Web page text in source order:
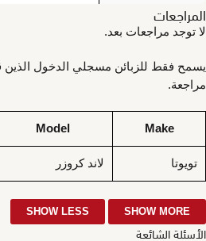
المراجعات
لا توجد مراجعات بعد.
يسمح فقط للزبائن مسجلي الدخول الذين
مراجعة.
Make
Model
تويوتا لاند كروزر
الأسئلة الشائعة